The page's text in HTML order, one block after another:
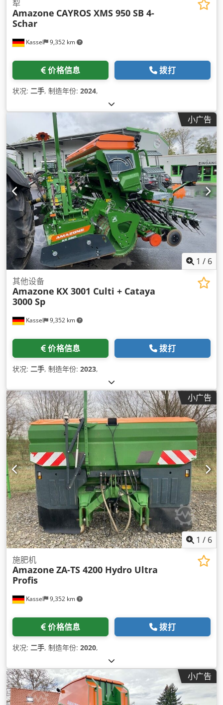
Kassel 9,352 km
犁
Amazone CAYROS XMS 950 SB 4-
Schar
价格信息 拨打
状况: 二手, 制造年份: 2024,
小广告
1 / 6
Kassel 9,352 km
其他设备
Amazone KX 3001 Culti + Cataya
3000 Sp
价格信息 拨打
状况: 二手, 制造年份: 2023,
小广告
1 / 6
Kassel 9,352 km
施肥机
Amazone ZA-TS 4200 Hydro Ultra
Profis
价格信息 拨打
状况: 二手, 制造年份: 2020,
小广告